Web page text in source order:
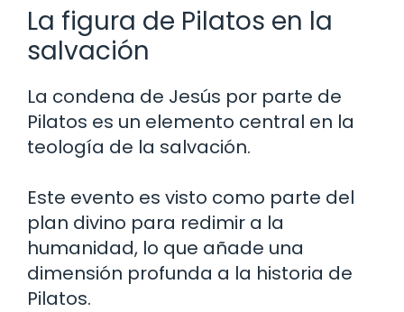
La figura de Pilatos en la
salvación
La condena de Jesús por parte de
Pilatos es un elemento central en la
teología de la salvación.
Este evento es visto como parte del
plan divino para redimir a la
humanidad, lo que añade una
dimensión profunda a la historia de
Pilatos.